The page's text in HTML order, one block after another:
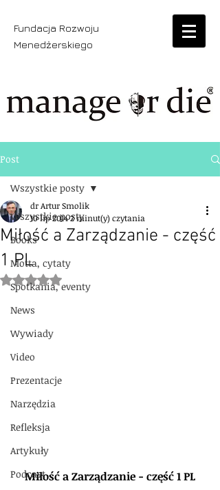
Fundacja Rozwoju
Menedżerskiego
Post
Wszystkie posty
Books
Motta, cytaty
Spotkania, eventy
News
Wywiady
Video
Prezentacje
Narzędzia
Refleksja
Artykuły
Podcast
Wszystkie posty
Miłość a Zarządzanie - część
1 PL
dr Artur Smolik
10 lip 20142 minut(y) czytania
Oceniono na NaN z 5 gwiazdek.
Miłość a Zarządzanie - część 1 PL